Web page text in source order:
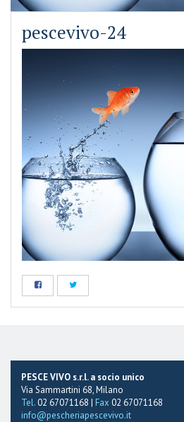
pescevivo-24
PESCE VIVO s.r.l. a socio unico
Via Sammartini 68, Milano
Tel.02 67071168 | Fax 02 67071168
info@pescheriapescevivo.it